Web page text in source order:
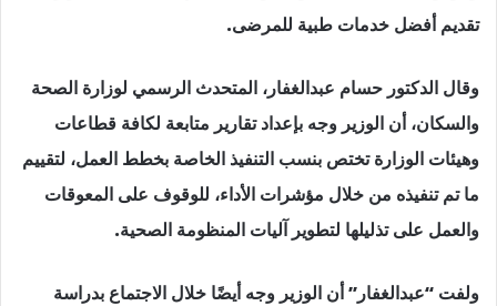
تقديم أفضل خدمات طبية للمرضى.
وقال الدكتور حسام عبدالغفار، المتحدث الرسمي لوزارة الصحة
والسكان، أن الوزير وجه بإعداد تقارير متابعة لكافة قطاعات
وهيئات الوزارة تختص بنسب التنفيذ الخاصة بخطط العمل، لتقييم
ما تم تنفيذه من خلال مؤشرات الأداء، للوقوف على المعوقات
والعمل على تذليلها لتطوير آليات المنظومة الصحية.
ولفت “عبدالغفار” أن الوزير وجه أيضًا خلال الاجتماع بدراسة